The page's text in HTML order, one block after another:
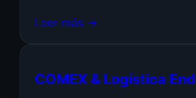
Leer más →
COMEX & Logística